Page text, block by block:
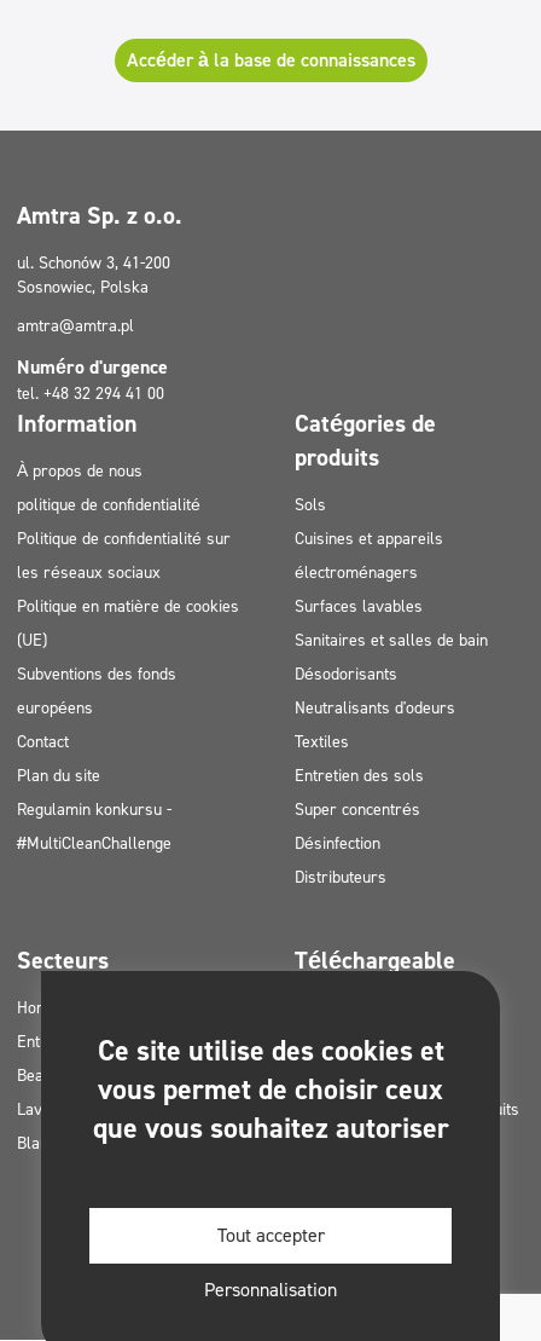
Accéder à la base de connaissances
Amtra Sp. z o.o.
ul. Schonów 3, 41-200
Sosnowiec, Polska
amtra@amtra.pl
Numéro d'urgence
tel. +48 32 294 41 00
Information
À propos de nous
politique de confidentialité
Politique de confidentialité sur
les réseaux sociaux
Politique en matière de cookies
(UE)
Subventions des fonds
européens
Contact
Plan du site
Regulamin konkursu -
#MultiCleanChallenge
Catégories de
produits
Sols
Cuisines et appareils
électroménagers
Surfaces lavables
Sanitaires et salles de bain
Désodorisants
Neutralisants d'odeurs
Textiles
Entretien des sols
Super concentrés
Désinfection
Distributeurs
Secteurs
Horetz
Entreprises de nettoyage
Beauté
Lavages de voitures
Blanchisseries
Téléchargeable
Cartes MSDS
Consignes HACCP
Plans d’application des produits
Clinex
Photos à imprimer
Livres électroniques
Ce site utilise des cookies et
vous permet de choisir ceux
que vous souhaitez autoriser
Tout accepter
Personnalisation